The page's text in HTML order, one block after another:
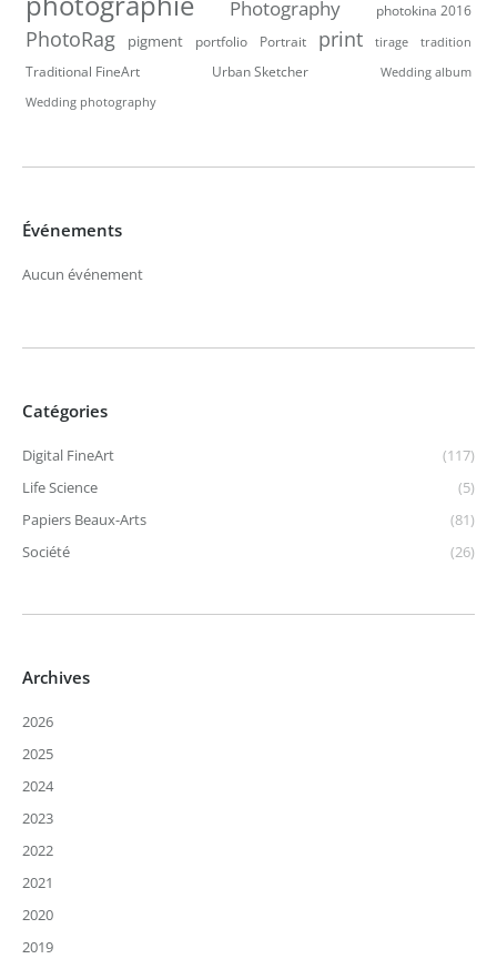
Photography photokina 2016
PhotoRag pigment portfolio Portrait print tirage tradition
Traditional FineArt Urban Sketcher
Wedding album
Wedding photography
Événements
Aucun événement
Catégories
Digital FineArt
(117)
Life Science
(5)
Papiers Beaux-Arts
(81)
Société
(26)
Archives
2026
2025
2024
2023
2022
2021
2020
2019